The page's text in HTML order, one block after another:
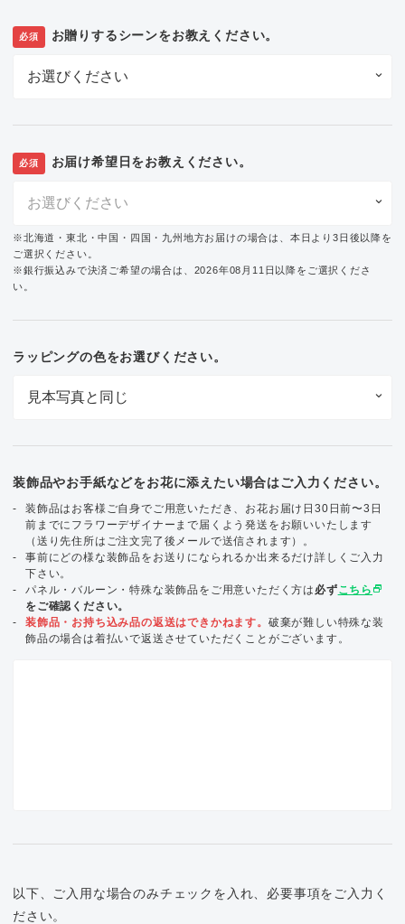
必須 お贈りするシーンをお教えください。
必須 お届け希望日をお教えください。
※北海道・東北・中国・四国・九州地方お届けの場合は、本日より3日後以降を
ご選択ください。
※銀行振込みで決済ご希望の場合は、2026年08月11日以降をご選択くださ
い。
ラッピングの色をお選びください。
装飾品やお手紙などをお花に添えたい場合はご入力ください。
装飾品はお客様ご自身でご用意いただき、お花お届け日30日前〜3日
前までにフラワーデザイナーまで届くよう発送をお願いいたします
（送り先住所はご注文完了後メールで送信されます）。
事前にどの様な装飾品をお送りになられるか出来るだけ詳しくご入力
下さい。
パネル・バルーン・特殊な装飾品をご用意いただく方は 必ずこちら select_window
をご確認ください。
装飾品・お持ち込み品の返送はできかねます。 破棄が難しい特殊な装
飾品の場合は着払いで返送させていただくことがございます。
以下、ご入用な場合のみチェックを入れ、必要事項をご入力く
ださい。